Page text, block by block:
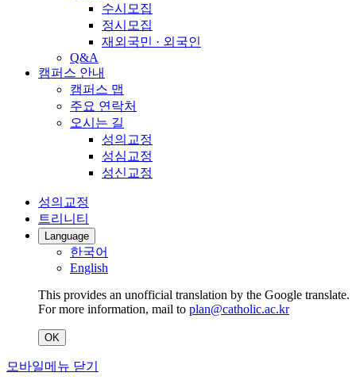
수시모집
정시모집
재외국민 · 외국인
Q&A
캠퍼스 안내
캠퍼스 맵
주요 연락처
오시는 길
성의교정
성심교정
성신교정
성의교정
트리니티
Language
한국어
English
This provides an unofficial translation by the Google translate.
For more information, mail to plan@catholic.ac.kr
OK
모바일메뉴 닫기